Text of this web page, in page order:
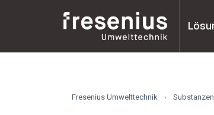
Fresenius Umwelttechnik › Substanzen